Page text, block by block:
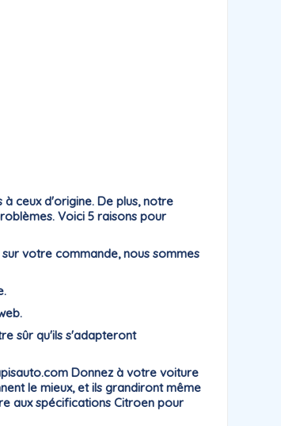
ceux d'origine. De plus, notre
Voici 5 raisons pour
votre commande, nous sommes
sûr qu'ils s'adapteront
Donnez à votre voiture
le mieux, et ils grandiront même
aux spécifications Citroen pour